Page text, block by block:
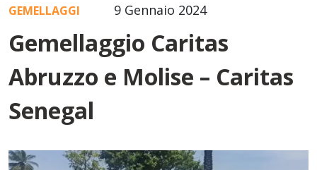
9 Gennaio 2024
GEMELLAGGI
Gemellaggio Caritas
Abruzzo e Molise – Caritas
Senegal